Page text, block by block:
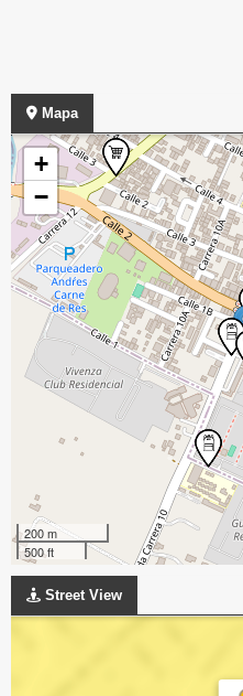
Mapa
+
−
200 m
500 ft
Street View